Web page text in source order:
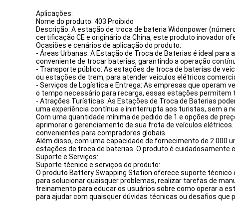
Aplicações:
Nome do produto: 403 Proibido
Descrição: A estação de troca de bateria Widonpower
certificação CE e originário da China, este produto inovador
Ocasiões e cenários de aplicação do produto:
- Áreas Urbanas: A Estação de Troca de Baterias é ideal
conveniente de trocar baterias, garantindo a operação
- Transporte público: As estações de troca de baterias de
ou estações de trem, para atender veículos elétricos
- Serviços de Logística e Entrega: As empresas que operam
o tempo necessário para recarga, essas estações permitem
- Atrações Turísticas: As Estações de Troca de Baterias
uma experiência contínua e ininterrupta aos turistas, sem a
Com uma quantidade mínima de pedido de 1 e opções de
aprimorar o gerenciamento de sua frota de veículos
convenientes para compradores globais.
Além disso, com uma capacidade de fornecimento de 2.000
estações de troca de baterias. O produto é cuidadosamente
Suporte e Serviços:
Suporte técnico e serviços do produto:
O produto Battery Swapping Station oferece suporte técnico
para solucionar quaisquer problemas, realizar tarefas de
treinamento para educar os usuários sobre como operar a
para ajudar com quaisquer dúvidas técnicas ou desafios que